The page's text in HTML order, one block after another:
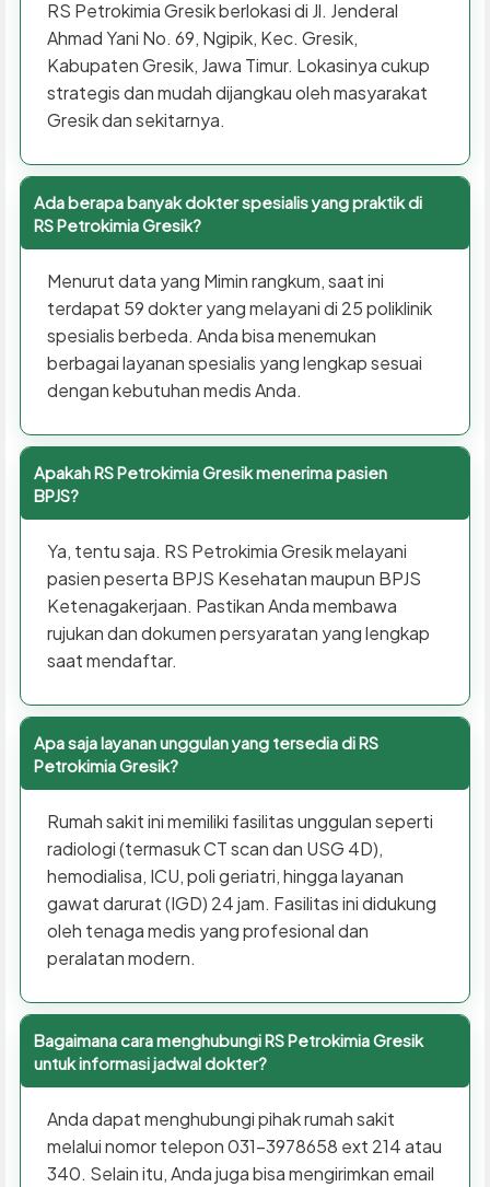
RS Petrokimia Gresik berlokasi di Jl. Jenderal
Ahmad Yani No. 69, Ngipik, Kec. Gresik,
Kabupaten Gresik, Jawa Timur. Lokasinya cukup
strategis dan mudah dijangkau oleh masyarakat
Gresik dan sekitarnya.
Ada berapa banyak dokter spesialis yang praktik di
RS Petrokimia Gresik?
Menurut data yang Mimin rangkum, saat ini
terdapat 59 dokter yang melayani di 25 poliklinik
spesialis berbeda. Anda bisa menemukan
berbagai layanan spesialis yang lengkap sesuai
dengan kebutuhan medis Anda.
Apakah RS Petrokimia Gresik menerima pasien
BPJS?
Ya, tentu saja. RS Petrokimia Gresik melayani
pasien peserta BPJS Kesehatan maupun BPJS
Ketenagakerjaan. Pastikan Anda membawa
rujukan dan dokumen persyaratan yang lengkap
saat mendaftar.
Apa saja layanan unggulan yang tersedia di RS
Petrokimia Gresik?
Rumah sakit ini memiliki fasilitas unggulan seperti
radiologi (termasuk CT scan dan USG 4D),
hemodialisa, ICU, poli geriatri, hingga layanan
gawat darurat (IGD) 24 jam. Fasilitas ini didukung
oleh tenaga medis yang profesional dan
peralatan modern.
Bagaimana cara menghubungi RS Petrokimia Gresik
untuk informasi jadwal dokter?
Anda dapat menghubungi pihak rumah sakit
melalui nomor telepon 031-3978658 ext 214 atau
340. Selain itu, Anda juga bisa mengirimkan email